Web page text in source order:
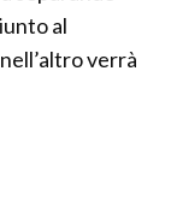
al
verrà